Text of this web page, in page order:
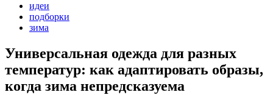
идеи
подборки
зима
Универсальная одежда для разных
температур: как адаптировать образы,
когда зима непредсказуема